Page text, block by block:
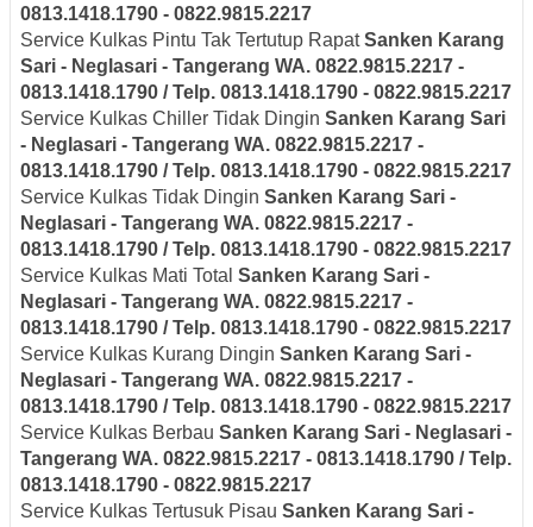
0813.1418.1790 - 0822.9815.2217
Service Kulkas Pintu Tak Tertutup RapatSanken Karang
Sari - Neglasari - Tangerang WA. 0822.9815.2217 -
0813.1418.1790 / Telp. 0813.1418.1790 - 0822.9815.2217
Service Kulkas Chiller Tidak Dingin Sanken Karang Sari
- Neglasari - Tangerang WA. 0822.9815.2217 -
0813.1418.1790 / Telp. 0813.1418.1790 - 0822.9815.2217
Service Kulkas Tidak Dingin Sanken Karang Sari -
Neglasari - Tangerang WA. 0822.9815.2217 -
0813.1418.1790 / Telp. 0813.1418.1790 - 0822.9815.2217
Service Kulkas Mati Total Sanken Karang Sari -
Neglasari - Tangerang WA. 0822.9815.2217 -
0813.1418.1790 / Telp. 0813.1418.1790 - 0822.9815.2217
Service Kulkas Kurang Dingin Sanken Karang Sari -
Neglasari - Tangerang WA. 0822.9815.2217 -
0813.1418.1790 / Telp. 0813.1418.1790 - 0822.9815.2217
Service Kulkas Berbau Sanken Karang Sari - Neglasari -
Tangerang WA. 0822.9815.2217 - 0813.1418.1790 / Telp.
0813.1418.1790 - 0822.9815.2217
Service Kulkas Tertusuk Pisau Sanken Karang Sari -